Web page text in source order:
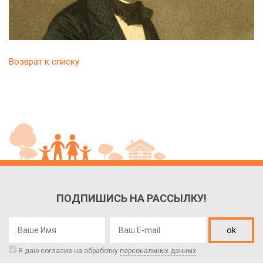
Возврат к списку
ПОДПИШИСЬ НА РАССЫЛКУ!
ok
Я даю согласие на обработку персональных данных